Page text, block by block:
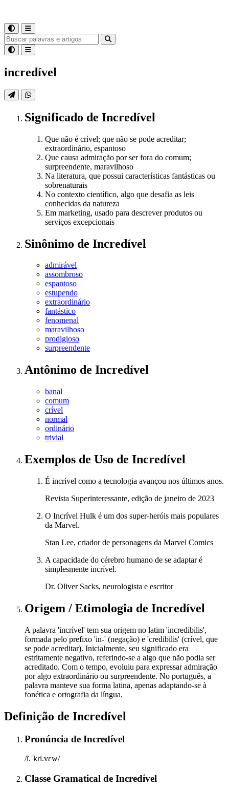
incredível
Significado de Incredível
Que não é crível; que não se pode acreditar;
extraordinário, espantoso
Que causa admiração por ser fora do comum;
surpreendente, maravilhoso
Na literatura, que possui características fantásticas ou
sobrenaturais
No contexto científico, algo que desafia as leis
conhecidas da natureza
Em marketing, usado para descrever produtos ou
serviços excepcionais
Sinônimo de Incredível
admirável
assombroso
espantoso
estupendo
extraordinário
fantástico
fenomenal
maravilhoso
prodigioso
surpreendente
Antônimo de Incredível
banal
comum
crível
normal
ordinário
trivial
Exemplos de Uso de Incredível
É incrível como a tecnologia avançou nos últimos anos.
Revista Superinteressante, edição de janeiro de 2023
O Incrível Hulk é um dos super-heróis mais populares
da Marvel.
Stan Lee, criador de personagens da Marvel Comics
A capacidade do cérebro humano de se adaptar é
simplesmente incrível.
Dr. Oliver Sacks, neurologista e escritor
Origem / Etimologia de Incredível
A palavra 'incrível' tem sua origem no latim 'incredibilis',
formada pelo prefixo 'in-' (negação) e 'credibilis' (crível, que
se pode acreditar). Inicialmente, seu significado era
estritamente negativo, referindo-se a algo que não podia ser
acreditado. Com o tempo, evoluiu para expressar admiração
por algo extraordinário ou surpreendente. No português, a
palavra manteve sua forma latina, apenas adaptando-se à
fonética e ortografia da língua.
Definição de Incredível
Pronúncia de Incredível
/ĩ.ˈkɾi.vɛw/
Classe Gramatical de Incredível